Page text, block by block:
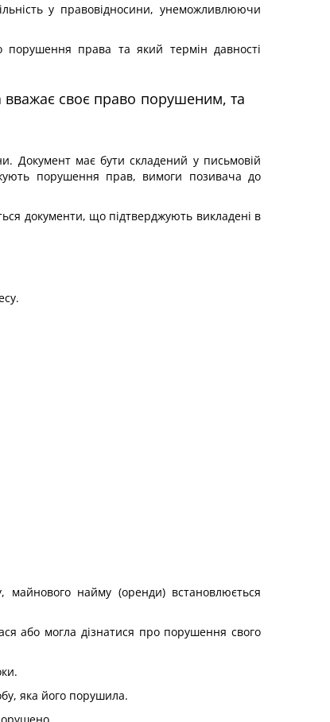
у правовідносини, унеможливлюючи
порушення права та який термін давності
вважає своє право порушеним, та
Документ має бути складений у письмовій
порушення прав, вимоги позивача до
документи, що підтверджують викладені в
майнового найму (оренди) встановлюється
або могла дізнатися про порушення свого
яка його порушила.